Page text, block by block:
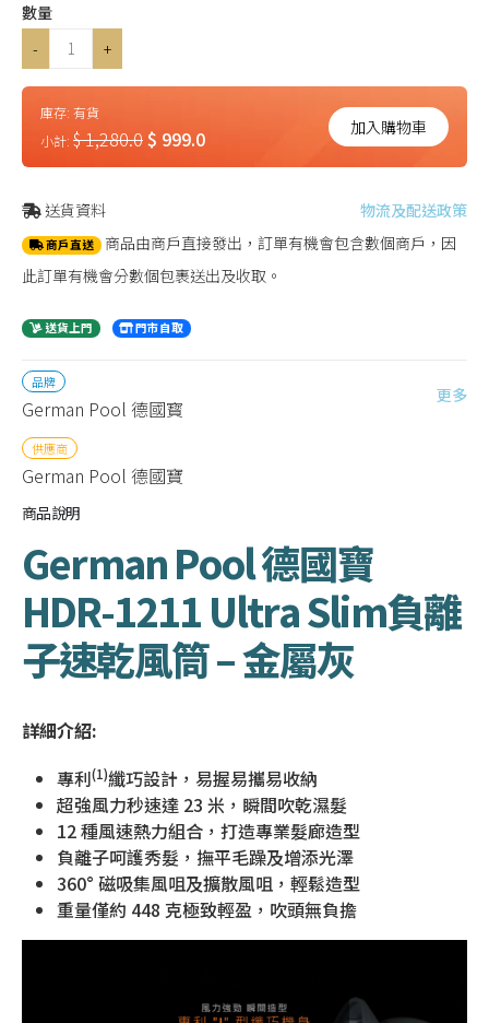
數量
-
+
庫存: 有貨
小計: $ 1,280.0$ 999.0 加入購物車
送貨資料 物流及配送政策
商戶直送 商品由商戶直接發出，訂單有機會包含數個商戶，因
此訂單有機會分數個包裹送出及收取。
送貨上門 門市自取
品牌
German Pool 德國寳
更多
供應商
German Pool 德國寶
商品說明
German Pool 德國寶
HDR-1211 Ultra Slim負離
子速乾風筒 – 金屬灰
詳細介紹:
專利(1)纖巧設計，易握易攜易收納
超強風力秒速達 23 米，瞬間吹乾濕髮
12 種風速熱力組合，打造專業髮廊造型
負離子呵護秀髮，撫平毛躁及增添光澤
360° 磁吸集風咀及擴散風咀，輕鬆造型
重量僅約 448 克極致輕盈，吹頭無負擔